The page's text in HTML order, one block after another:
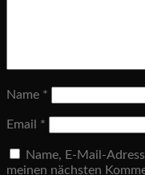
Name *
Email *
Name, E-Mail-
meinen nächsten